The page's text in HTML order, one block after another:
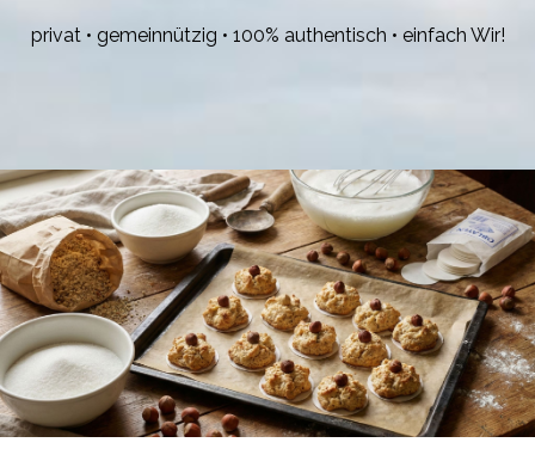
privat • gemeinnützig • 100% authentisch • einfach Wir!